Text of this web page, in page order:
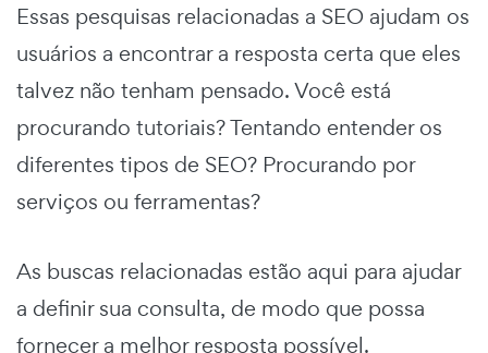
Essas pesquisas relacionadas a SEO ajudam os
usuários a encontrar a resposta certa que eles
talvez não tenham pensado. Você está
procurando tutoriais? Tentando entender os
diferentes tipos de SEO? Procurando por
serviços ou ferramentas?
As buscas relacionadas estão aqui para ajudar
a definir sua consulta, de modo que possa
fornecer a melhor resposta possível.